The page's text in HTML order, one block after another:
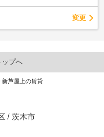
変更
ップへ
新芦屋上の賃貸
/ 茨木市